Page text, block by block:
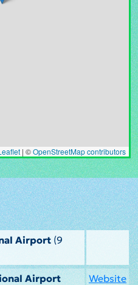
| ©OpenStreetMap contributors
Airport (9
Airport
Website